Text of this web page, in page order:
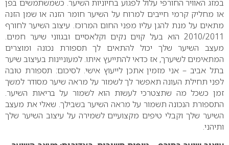
במזג האוויר החורפי עלול לפגוע בחיוניות השיער. כשמשתמשים בפן
או מחליק קרמי חייבים למרוח על השיער חומר הזנה או שמן הזנה
מתאים על מנת להגן עליו מפני החום המרוכז. עיצוב השיער לחורף
2010/2011 הוא בעל קוים נקים וקלאסיים ובגווני שיער חמים.
מעצב השיער שלך יכול להתאים לך תספורת נכונה ומוצרים
המתאימים לשיערך, אז כדאי להתייעץ איתו. למעוניינות בעיצוב שיער
בתל אביב – אני מזמין אתכן לייעוץ אישי. לסיכום: תספורת טובה
לפני תחילת העונה תאפשר לך לשמור על מראה שיער מסודר למשך
זמן כשכל מה שתצטרכי לעשות הוא לשמור על בריאות השיער.
התספורת הנכונה תשמור על מראה השיער בשבילך. שאלי את מעצב
השיער שלך וקבלי טיפים מקצועיים לשמירה על עיצוב השיער שלך
ותיהני.